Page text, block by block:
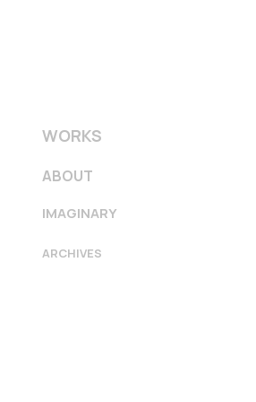
ABOUT
WORKS
ARCHIVES
IMAGINARY